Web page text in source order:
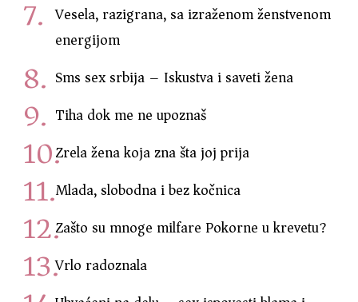
Vesela, razigrana, sa izraženom ženstvenom
energijom
Sms sex srbija – Iskustva i saveti žena
Tiha dok me ne upoznaš
Zrela žena koja zna šta joj prija
Mlada, slobodna i bez kočnica
Zašto su mnoge milfare Pokorne u krevetu?
Vrlo radoznala